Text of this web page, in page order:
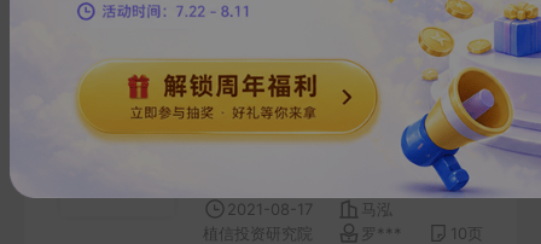
国内房地产行业2021年7月报
告：房企销售增速放缓，行业
景气度回落，7月植信房地产
综合景气指数跌破荣枯线，预
示全国新房价格上涨预期偏弱
2021-08-17
马泓
植信投资研究院
罗*** 10 页